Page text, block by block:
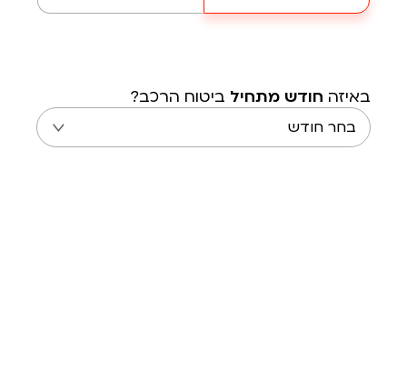
באיזה חודש מתחיל ביטוח הרכב?